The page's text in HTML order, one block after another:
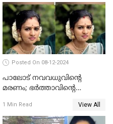
Posted On 08-12-2024
പാലോട് നവവധുവിന്റെ
മരണം; ഭര്‍ത്താവിന്റെ
1 Min Read View All